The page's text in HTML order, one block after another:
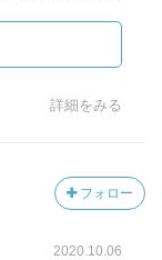
グラス・ブー
役割を果たす。
ー役を演じてお
の筆跡だけは採
ザベスの裁判を
ベスの悲惨な生
親は未婚のま
だという。届け
「関係」をほの
詳細をみる
フォロー
2020.10.06